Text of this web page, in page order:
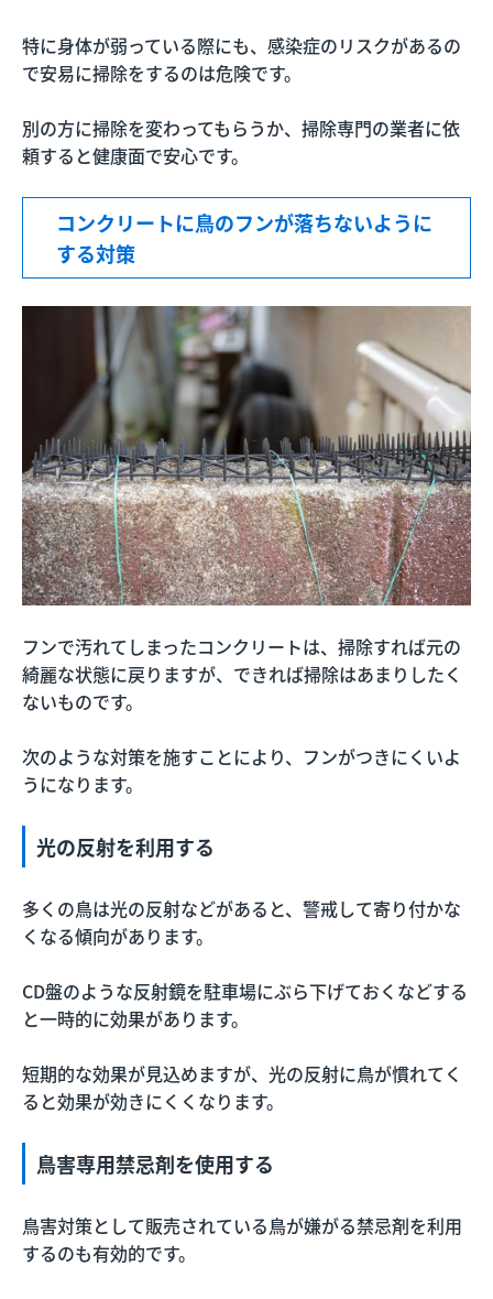
特に身体が弱っている際にも、感染症のリスクがあるの
で安易に掃除をするのは危険です。
別の方に掃除を変わってもらうか、掃除専門の業者に依
頼すると健康面で安心です。
コンクリートに鳥のフンが落ちないように
する対策
フンで汚れてしまったコンクリートは、掃除すれば元の
綺麗な状態に戻りますが、できれば掃除はあまりしたく
ないものです。
次のような対策を施すことにより、フンがつきにくいよ
うになります。
光の反射を利用する
多くの鳥は光の反射などがあると、警戒して寄り付かな
くなる傾向があります。
CD盤のような反射鏡を駐車場にぶら下げておくなどする
と一時的に効果があります。
短期的な効果が見込めますが、光の反射に鳥が慣れてく
ると効果が効きにくくなります。
鳥害専用禁忌剤を使用する
鳥害対策として販売されている鳥が嫌がる禁忌剤を利用
するのも有効的です。